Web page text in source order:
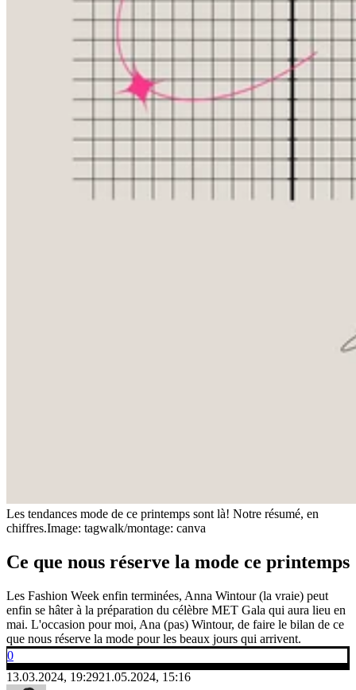
Les tendances mode de ce printemps sont là! Notre résumé, en
chiffres.Image: tagwalk/montage: canva
Ce que nous réserve la mode ce printemps
Les Fashion Week enfin terminées, Anna Wintour (la vraie) peut
enfin se hâter à la préparation du célèbre MET Gala qui aura lieu en
mai. L'occasion pour moi, Ana (pas) Wintour, de faire le bilan de ce
que nous réserve la mode pour les beaux jours qui arrivent.
0
13.03.2024, 19:2921.05.2024, 15:16